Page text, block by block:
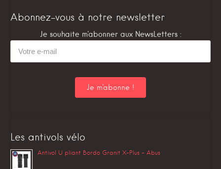
Abonnez-vous à notre newsletter
Je souhaite m'abonner aux NewsLetters :
Les antivols vélo
Antivol U pliant Bordo Granit X-Plus – Abus